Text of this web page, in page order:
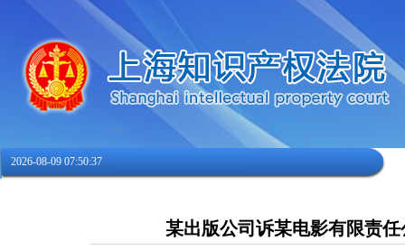
2026-08-09 07:50:38
某出版公司诉某电影有限责